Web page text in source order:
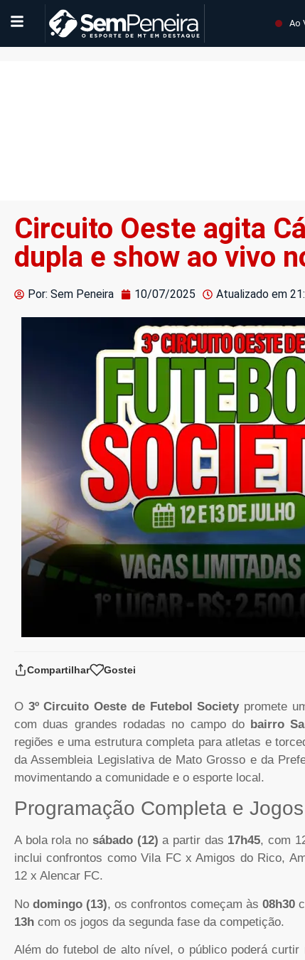
Ao
Circuito Oeste agita
dupla e show ao vivo
Por: Sem Peneira 10/07/2025 Atualizado em
Compartilhar Gostei
O 3º Circuito Oeste de Futebol Societypromete
com duas grandes rodadas no campo do bairro
regiões e uma estrutura completa para atletas e
da Assembleia Legislativa de Mato Grosso e da
movimentando a comunidade e o esporte local.
Programação Completa e
A bola rola no sábado (12) a partir das 17h45, com
inclui confrontos como Vila FC x Amigos do Rico,
12 x Alencar FC.
No domingo (13), os confrontos começam às 08h30
13h com os jogos da segunda fase da competição.
Além do futebol de alto nível, o público poderá